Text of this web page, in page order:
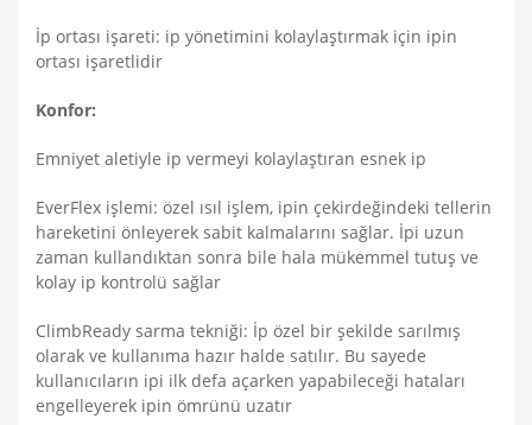
İp ortası işareti: ip yönetimini kolaylaştırmak için ipin
ortası işaretlidir
Konfor:
Emniyet aletiyle ip vermeyi kolaylaştıran esnek ip
EverFlex işlemi: özel ısıl işlem, ipin çekirdeğindeki tellerin
hareketini önleyerek sabit kalmalarını sağlar. İpi uzun
zaman kullandıktan sonra bile hala mükemmel tutuş ve
kolay ip kontrolü sağlar
ClimbReady sarma tekniği: İp özel bir şekilde sarılmış
olarak ve kullanıma hazır halde satılır. Bu sayede
kullanıcıların ipi ilk defa açarken yapabileceği hataları
engelleyerek ipin ömrünü uzatır